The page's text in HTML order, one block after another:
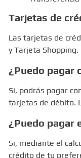
Tarjetas de
Las tarjetas de
y Tarjeta Shopping.
¿Puedo pagar
Si, podrás pagar
tarjetas de débito.
¿Puedo pagar
Si, mediante el
crédito de tu